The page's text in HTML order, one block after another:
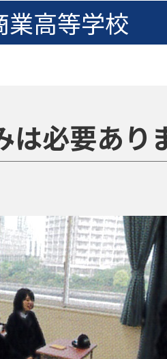
業高等学校
は必要あり